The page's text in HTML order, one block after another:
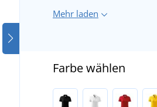
Mehr laden
Farbe wählen